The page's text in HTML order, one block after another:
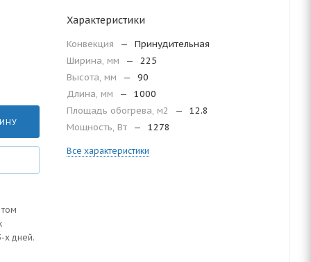
х дней.
Характеристики
Конвекция —
Принудительная
Ширина, мм
—
225
Высота, мм
—
90
Длина, мм
—
1000
Площадь обогрева, м2
—
12.8
Мощность, Вт
— 1278
Все характеристики